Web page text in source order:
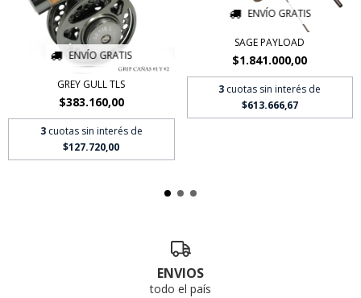
ENVÍO GRATIS
GREY GULL TLS
$383.160,00
3 cuotas sin interés de
$127.720,00
ENVÍO GRATIS
SAGE PAYLOAD
$1.841.000,00
3 cuotas sin interés de
$613.666,67
ENVIOS
todo el país